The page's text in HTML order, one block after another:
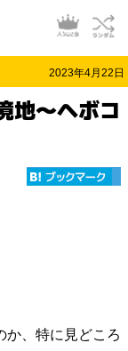
2023年4月22日
地～ヘボコ
か、特に見どころ